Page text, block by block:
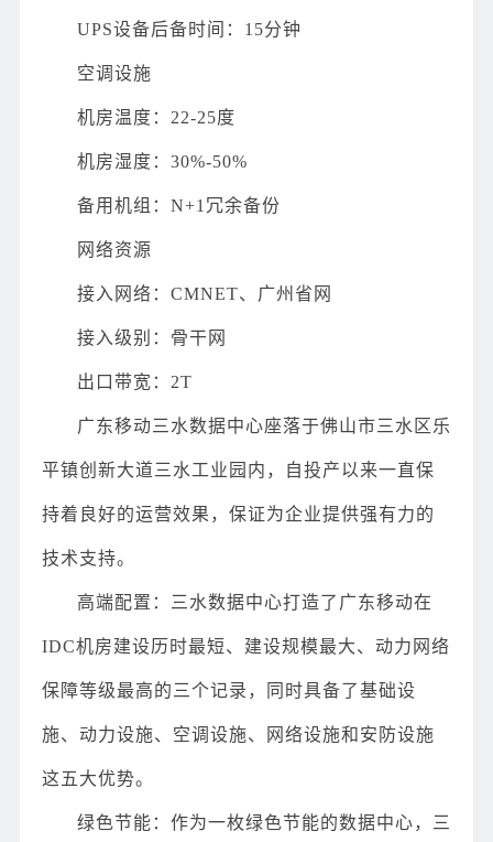
UPS设备后备时间：15分钟
空调设施
机房温度：22-25度
机房湿度：30%-50%
备用机组：N+1冗余备份
网络资源
接入网络：CMNET、广州省网
接入级别：骨干网
出口带宽：2T
广东移动三水数据中心座落于佛山市三水区乐
平镇创新大道三水工业园内，自投产以来一直保
持着良好的运营效果，保证为企业提供强有力的
技术支持。
高端配置：三水数据中心打造了广东移动在
IDC机房建设历时最短、建设规模最大、动力网络
保障等级最高的三个记录，同时具备了基础设
施、动力设施、空调设施、网络设施和安防设施
这五大优势。
绿色节能：作为一枚绿色节能的数据中心，三